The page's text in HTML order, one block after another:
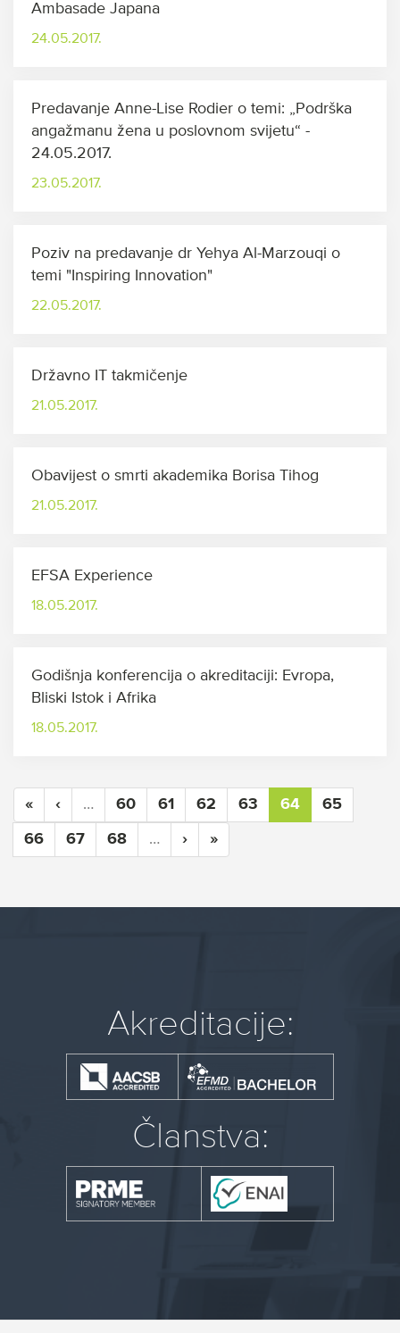
Ambasade Japana
24.05.2017.
Predavanje Anne-Lise Rodier o temi: „Podrška
angažmanu žena u poslovnom svijetu“ -
24.05.2017.
23.05.2017.
Poziv na predavanje dr Yehya Al-Marzouqi o
temi "Inspiring Innovation"
22.05.2017.
Državno IT takmičenje
21.05.2017.
Obavijest o smrti akademika Borisa Tihog
21.05.2017.
EFSA Experience
18.05.2017.
Godišnja konferencija o akreditaciji: Evropa,
Bliski Istok i Afrika
18.05.2017.
« ‹ … 60 61 62 63 64 65
66 67 68 … › »
Akreditacije:
Članstva: